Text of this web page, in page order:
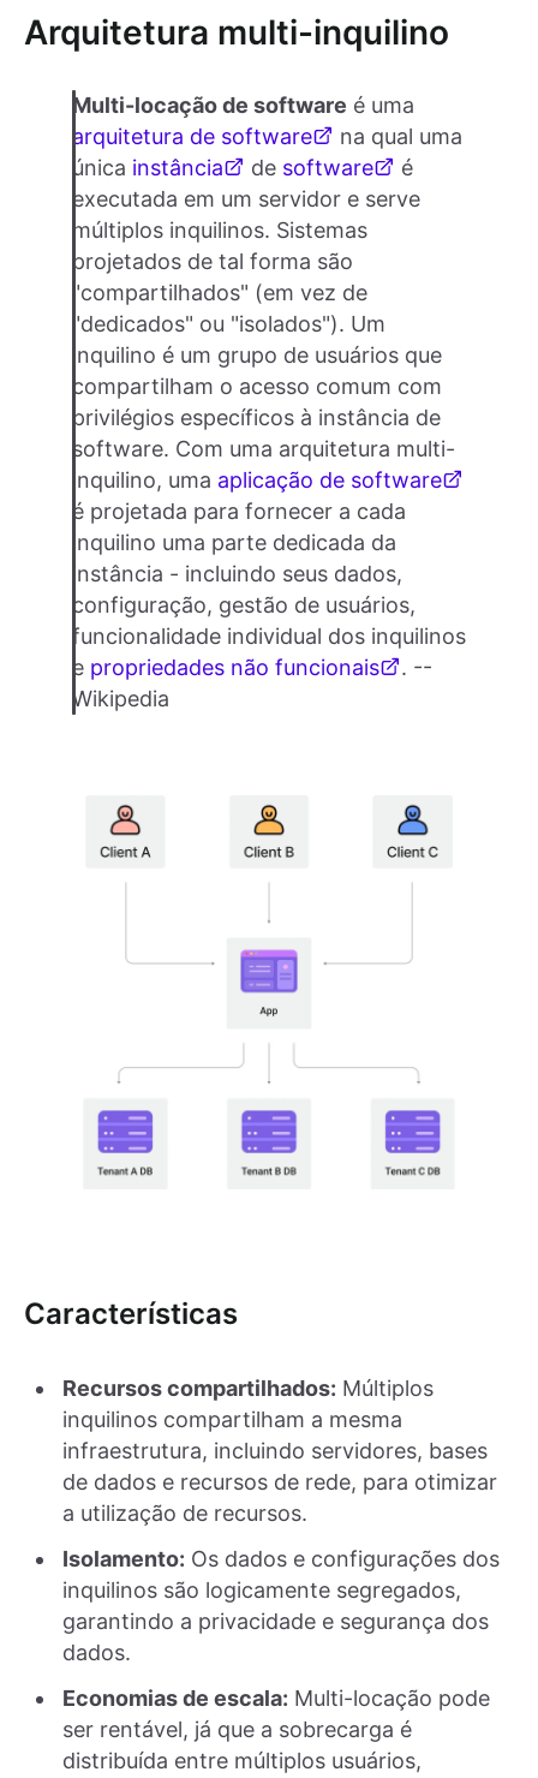
Arquitetura multi-inquilino
Multi-locação de software é uma
arquitetura de software
na qual uma
única instância de software
é
executada em um servidor e serve
múltiplos inquilinos. Sistemas
projetados de tal forma são
"compartilhados" (em vez de
"dedicados" ou "isolados"). Um
inquilino é um grupo de usuários que
compartilham o acesso comum com
privilégios específicos à instância de
software. Com uma arquitetura multi-
inquilino, uma aplicação de software
é projetada para fornecer a cada
inquilino uma parte dedicada da
instância - incluindo seus dados,
configuração, gestão de usuários,
funcionalidade individual dos inquilinos
e propriedades não funcionais
. --
Wikipedia
Características
Recursos compartilhados: Múltiplos
inquilinos compartilham a mesma
infraestrutura, incluindo servidores, bases
de dados e recursos de rede, para otimizar
a utilização de recursos.
Isolamento: Os dados e configurações dos
inquilinos são logicamente segregados,
garantindo a privacidade e segurança dos
dados.
Economias de escala: Multi-locação pode
ser rentável, já que a sobrecarga é
distribuída entre múltiplos usuários,